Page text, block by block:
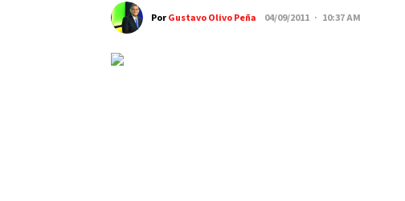
PorGustavo Olivo Peña 04/09/2011 · 10:37 AM